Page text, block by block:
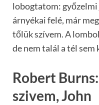
lobogtatom:
árnyékai felé, már
tőlük szívem. A
de nem talál a tél sem
Robert
szivem, John